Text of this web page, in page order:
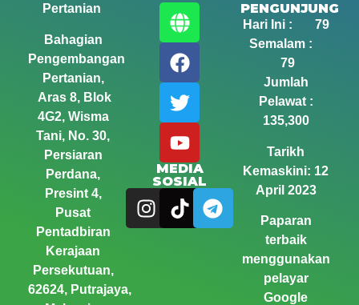
Pertanian
Bahagian
Pengembangan
Pertanian,
Aras 8, Blok
4G2, Wisma
Tani, No. 30,
Persiaran
Perdana,
Presint 4,
Pusat
Pentadbiran
Kerajaan
Persekutuan,
62624, Putrajaya,
MEDIA
SOSIAL
PENGUNJUNG
Hari Ini : 79
Semalam :
79
Jumlah
Pelawat :
135,300
Tarikh
Kemaskini: 12
April 2023
Paparan
terbaik
menggunakan
pelayar
Google